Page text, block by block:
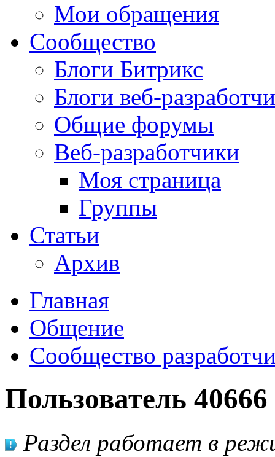
Мои обращения
Сообщество
Блоги Битрикс
Блоги веб-
Общие форумы
Веб-разработчики
Моя страница
Группы
Статьи
Архив
Главная
Общение
Сообщество
Пользователь 40666
Раздел работает в